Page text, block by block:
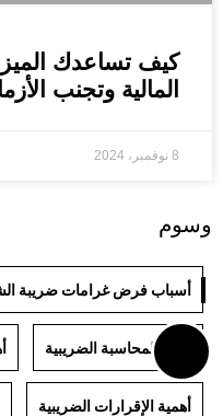
كيف تساعدك
المالية وتجنب
8 نوفمبر، 2024
وسوم
أسباب فرض غرامات ضريبة
أنواع المحاسبة الضريبية
أهمية الإقرارات الضريبية